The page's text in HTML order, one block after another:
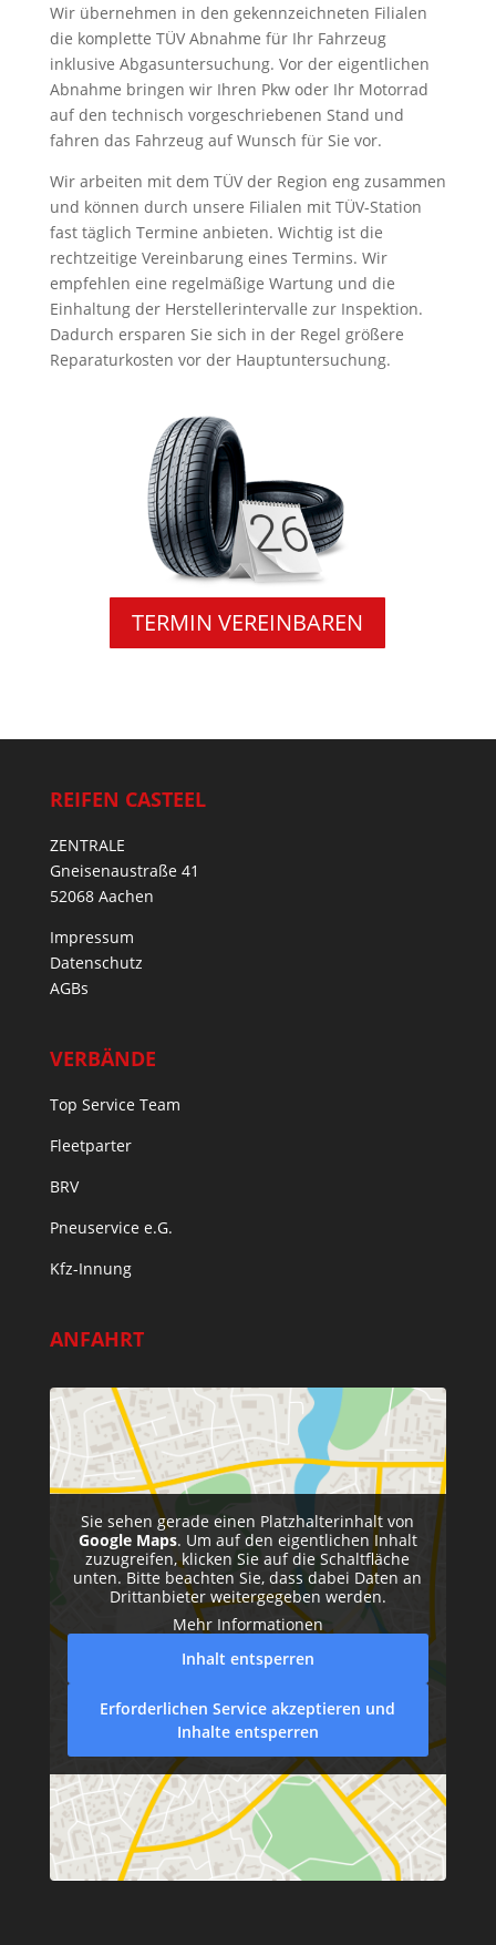
Wir übernehmen in den gekennzeichneten Filialen
die komplette TÜV Abnahme für Ihr Fahrzeug
inklusive Abgasuntersuchung. Vor der eigentlichen
Abnahme bringen wir Ihren Pkw oder Ihr Motorrad
auf den technisch vorgeschriebenen Stand und
fahren das Fahrzeug auf Wunsch für Sie vor.
Wir arbeiten mit dem TÜV der Region eng zusammen
und können durch unsere Filialen mit TÜV-Station
fast täglich Termine anbieten. Wichtig ist die
rechtzeitige Vereinbarung eines Termins. Wir
empfehlen eine regelmäßige Wartung und die
Einhaltung der Herstellerintervalle zur Inspektion.
Dadurch ersparen Sie sich in der Regel größere
Reparaturkosten vor der Hauptuntersuchung.
TERMIN VEREINBAREN
REIFEN CASTEEL
ZENTRALE
Gneisenaustraße 41
52068 Aachen
Impressum
Datenschutz
AGBs
VERBÄNDE
Top Service Team
Fleetparter
BRV
Pneuservice e.G.
Kfz-Innung
ANFAHRT
Sie sehen gerade einen Platzhalterinhalt von
Google Maps. Um auf den eigentlichen Inhalt
zuzugreifen, klicken Sie auf die Schaltfläche
unten. Bitte beachten Sie, dass dabei Daten an
Drittanbieter weitergegeben werden.
Mehr Informationen
Inhalt entsperren
Erforderlichen Service akzeptieren und
Inhalte entsperren